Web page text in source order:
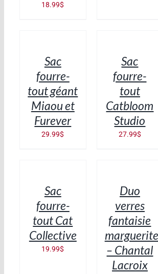
18.99$
DÉTAILSSac
fourre-
tout géant
Miaou et
Furever
29.99$
DÉTAILSSac
fourre-
tout
Catbloom
Studio
27.99$
DÉTAILSSac
fourre-
tout Cat
Collective
19.99$
DÉTAILSDuo
verres
fantaisie
marguerite
– Chantal
Lacroix